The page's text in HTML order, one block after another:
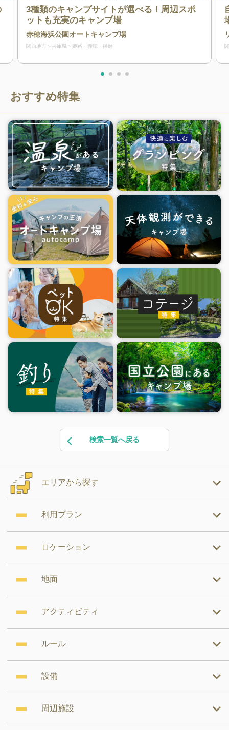
3種類のキャンプサイトが選べる！周辺スポ
ットも充実のキャンプ場
赤穂海浜公園オートキャンプ場
関西地方 兵庫県 姫路・赤穂・播磨
おすすめ特集
検索一覧へ戻る
エリアから探す
利用プラン
ロケーション
地面
アクティビティ
ルール
設備
周辺施設